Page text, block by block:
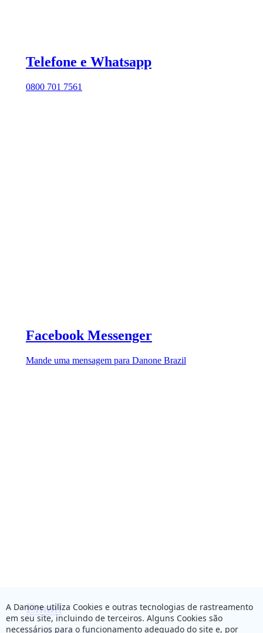
Telefone e Whatsapp
0800 701 7561
Facebook Messenger
Mande uma mensagem para Danone Brazil
Email
A Danone utiliza Cookies e outras tecnologias de rastreamento
em seu site, incluindo de terceiros. Alguns Cookies são
necessários para o funcionamento adequado do site e, por